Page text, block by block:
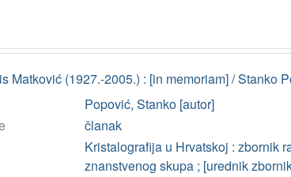
Matković (1927.-2005.) : [in memoriam] / Stanko
Popović, Stanko [autor]
članak
Kristalografija u Hrvatskoj : zbornik
znanstvenog skupa ; [urednik